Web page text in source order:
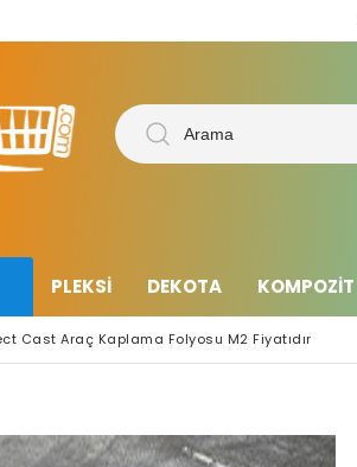
PLEKSİ DEKOTA KOMPOZİT
Cast Araç Kaplama Folyosu M2 Fiyatıdır